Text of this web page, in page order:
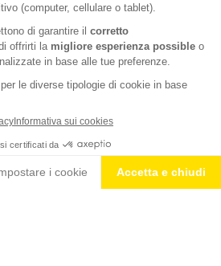
BLOG
DA ISOSTAD
IDRATAZIONE & SPORT